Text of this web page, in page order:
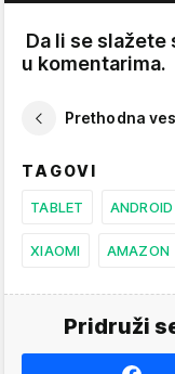
Da li se slažete
u komentarima.
Prethodna
TAGOVI
TABLET ANDROID
XIAOMI AMAZON
Pridruži